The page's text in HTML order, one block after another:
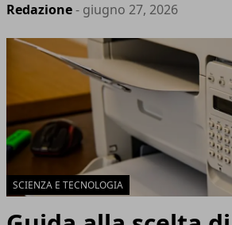
Redazione- giugno 27, 2026
SCIENZA E TECNOLOGIA